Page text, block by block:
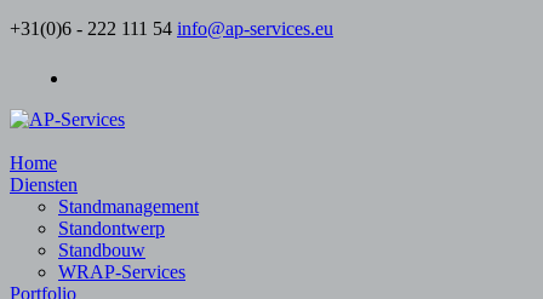
+31(0)6 - 222 111 54 info@ap-services.eu
Home
Diensten
Standmanagement
Standontwerp
Standbouw
WRAP-Services
Portfolio